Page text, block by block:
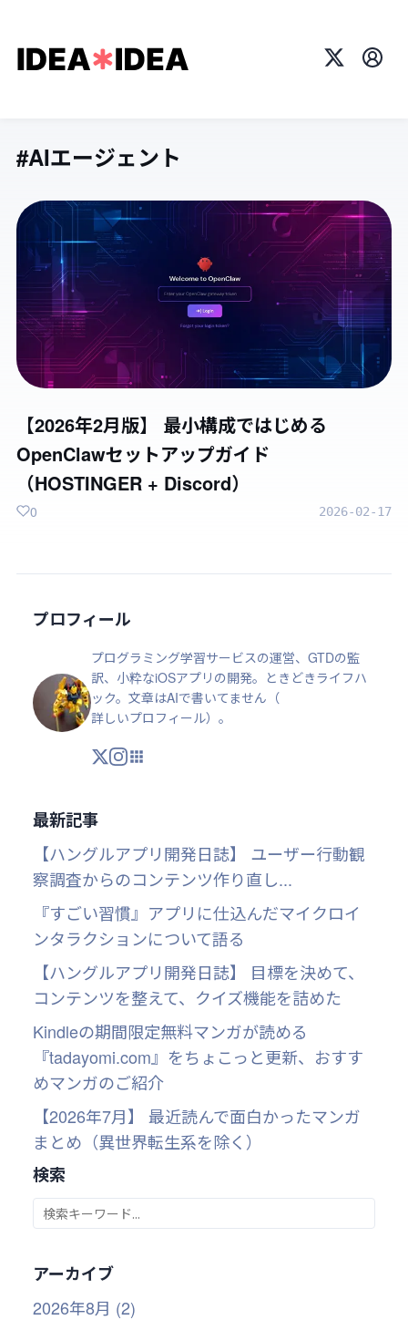
X プロ
#AIエージェント
【2026年2月版】 最小構成ではじめる
OpenClawセットアップガイド
（HOSTINGER + Discord）
2026-02-17
0
プロフィール
プログラミング学習サービスの運営、GTDの監
訳、小粋なiOSアプリの開発。ときどきライフハ
ック。文章はAIで書いてません（
詳しいプロフィール）。
X Instagram
アプリ・ツール
最新記事
【ハングルアプリ開発日誌】 ユーザー行動観
察調査からのコンテンツ作り直し...
『すごい習慣』アプリに仕込んだマイクロイ
ンタラクションについて語る
【ハングルアプリ開発日誌】 目標を決めて、
コンテンツを整えて、クイズ機能を詰めた
Kindleの期間限定無料マンガが読める
『tadayomi.com』をちょこっと更新、おすす
めマンガのご紹介
【2026年7月】 最近読んで面白かったマンガ
まとめ（異世界転生系を除く）
検索
アーカイブ
2026年8月 (2)